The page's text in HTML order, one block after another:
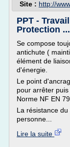
Site : http://
PPT -
Protection ...
Se compose
antichute (
élément de
d'énergie.
Le point
pour arrêter
Norme NF EN
La résistance
personne...
Lire la suite